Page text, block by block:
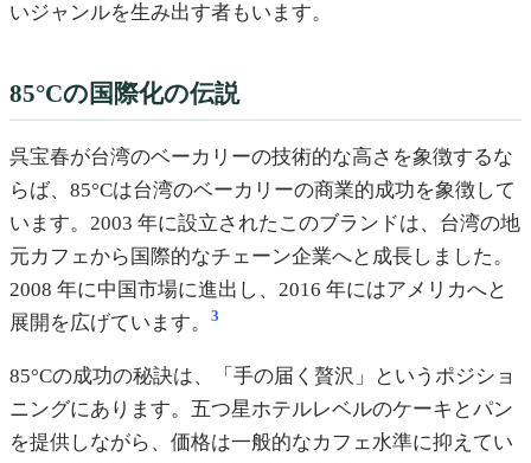
いジャンルを生み出す者もいます。
85°Cの国際化の伝説
呉宝春が台湾のベーカリーの技術的な高さを象徴するな
らば、85°Cは台湾のベーカリーの商業的成功を象徴して
います。2003 年に設立されたこのブランドは、台湾の地
元カフェから国際的なチェーン企業へと成長しました。
2008 年に中国市場に進出し、2016 年にはアメリカへと
展開を広げています。
3
85°Cの成功の秘訣は、「手の届く贅沢」というポジショ
ニングにあります。五つ星ホテルレベルのケーキとパン
を提供しながら、価格は一般的なカフェ水準に抑えてい